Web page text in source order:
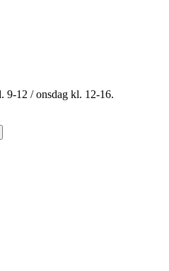
9-12 / onsdag kl. 12-16.